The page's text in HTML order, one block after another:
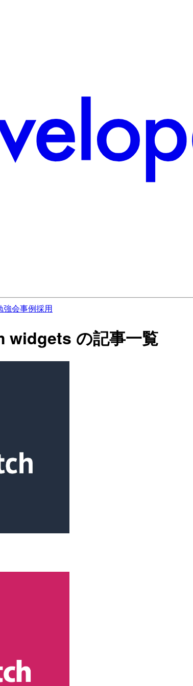
強会事例採用
の記事一覧